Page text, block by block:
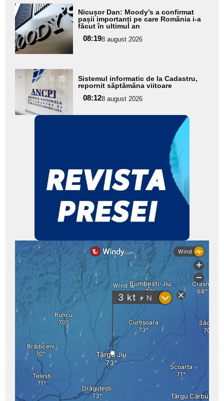
Adaugă
aici textul
pentru
subtitlu
Nicușor Dan: Moody’s a confirmat
pașii importanți pe care România i-a
făcut în ultimul an
08:198 august 2026
Adaugă
aici textul
pentru
subtitlu
Sistemul informatic de la Cadastru,
repornit săptămâna viitoare
08:128 august 2026